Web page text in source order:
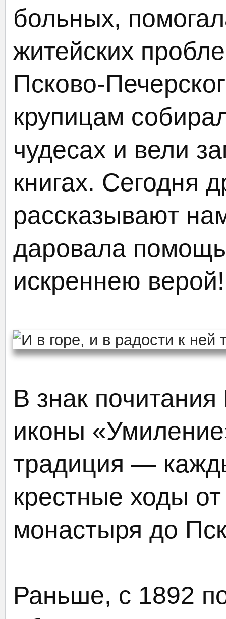
больных,
житейских
Псково-
крупицам
чудесах и вели
книгах. Сегодня
рассказывают
даровала
искреннею верой!
В знак
иконы
традиция —
крестные ходы
монастыря до
Раньше, с 1892